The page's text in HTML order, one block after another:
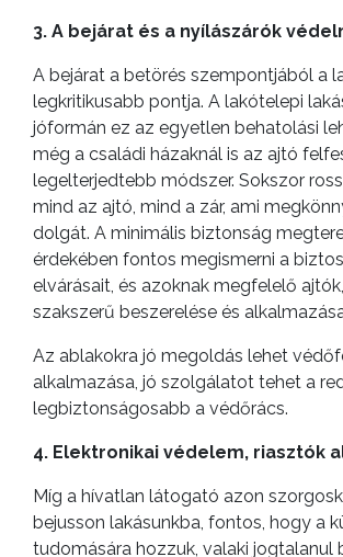
3. A bejárat és a nyílászárók
A bejárat a betörés szempontjából a
legkritikusabb pontja. A lakótelepi
jóformán ez az egyetlen behatolási
még a családi házaknál is az ajtó
legelterjedtebb módszer. Sokszor
mind az ajtó, mind a zár, ami
dolgát. A minimális biztonság
érdekében fontos megismerni a
elvárásait, és azoknak megfelelő
szakszerű beszerelése és
Az ablakokra jó megoldás lehet
alkalmazása, jó szolgálatot tehet a
legbiztonságosabb a védőrács.
4. Elektronikai védelem, riasztók
Míg a hívatlan látogató azon
bejusson lakásunkba, fontos, hogy a
tudomására hozzuk, valaki jogtalanul